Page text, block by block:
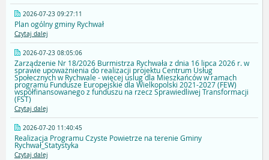
2026-07-23 09:27:11
Plan ogólny gminy Rychwał
Czytaj dalej
2026-07-23 08:05:06
Zarządzenie Nr 18/2026 Burmistrza Rychwała z dnia 16 lipca 2026 r. w
sprawie upoważnienia do realizacji projektu Centrum Usług
Społecznych w Rychwale - więcej uslug dla Mieszkańców w ramach
programu Fundusze Europejskie dla Wielkopolski 2021-2027 (FEW)
współfinansowanego z funduszu na rzecz Sprawiedliwej Transformacji
(FST)
Czytaj dalej
2026-07-20 11:40:45
Realizacja Programu Czyste Powietrze na terenie Gminy
Rychwał_Statystyka
Czytaj dalej